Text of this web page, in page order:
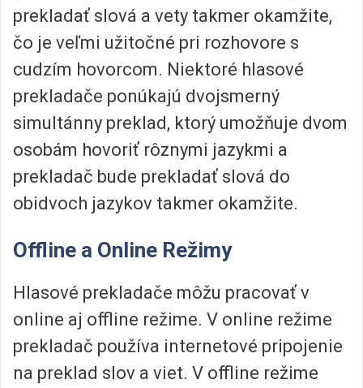
prekladať slová a vety takmer okamžite,
čo je veľmi užitočné pri rozhovore s
cudzím hovorcom. Niektoré hlasové
prekladače ponúkajú dvojsmerný
simultánny preklad, ktorý umožňuje dvom
osobám hovoriť rôznymi jazykmi a
prekladač bude prekladať slová do
obidvoch jazykov takmer okamžite.
Offline a Online Režimy
Hlasové prekladače môžu pracovať v
online aj offline režime. V online režime
prekladač používa internetové pripojenie
na preklad slov a viet. V offline režime